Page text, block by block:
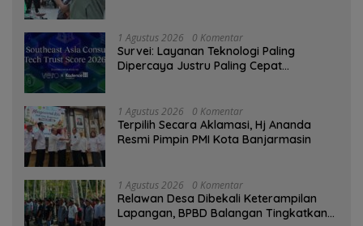
1 Agustus 2026 0 Komentar
Survei: Layanan Teknologi Paling
Dipercaya Justru Paling Cepat
1 Agustus 2026 0 Komentar
‎Terpilih Secara Aklamasi, Hj Ananda
Resmi Pimpin PMI Kota Banjarmasin
1 Agustus 2026 0 Komentar
Relawan Desa Dibekali Keterampilan
Lapangan, BPBD Balangan Tingkatkan